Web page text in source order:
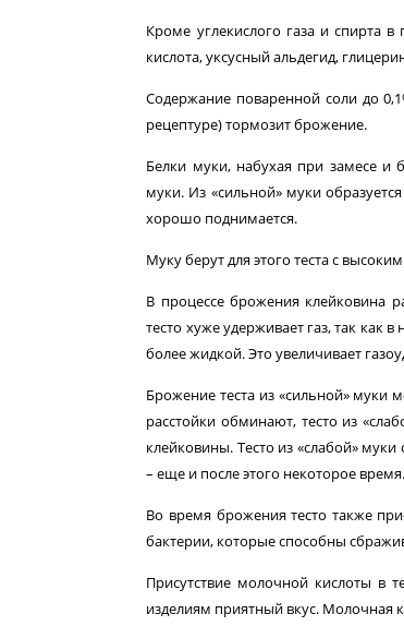
Кроме углекислого газа и спирта
кислота, уксусный альдегид,
Содержание поваренной соли до
рецеп­туре) тормозит брожение.
Белки муки, набухая при замесе и
муки. Из «сильной» муки
хорошо под­нимается.
Муку берут для этого теста с
В процессе брожения клейковина
тесто хуже удерживает газ, так как
более жидкой. Это увеличивает
Брожение теста из «сильной» муки
расстойки обминают, тесто из
клейко­вины. Тесто из «слабой» муки
– еще и пос­ле этого некоторое время.
Во время брожения тесто также
бакте­рии, которые способны
Присутствие молочной кислоты в
изделиям приятный вкус. Молочная